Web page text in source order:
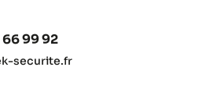
99 92
securite.fr